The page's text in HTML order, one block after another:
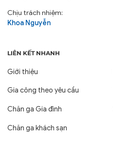
Chịu trách nhiệm:
Khoa Nguyễn
LIÊN KẾT NHANH
Giới thiệu
Gia công theo yêu cầu
Chăn ga Gia đình
Chăn ga khách sạn